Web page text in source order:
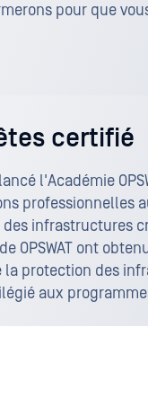
pour que
certifié
lancé l'Académie
professionnelles
infrastructures
OPSWAT ont
la protection des
aux